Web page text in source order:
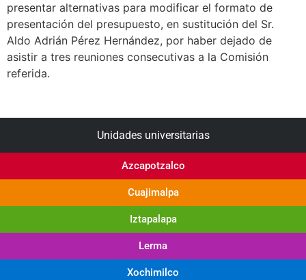
presentar alternativas para modificar el formato de
presentación del presupuesto, en sustitución del Sr.
Aldo Adrián Pérez Hernández, por haber dejado de
asistir a tres reuniones consecutivas a la Comisión
referida.
Unidades universitarias
Azcapotzalco
Cuajimalpa
Iztapalapa
Lerma
Xochimilco